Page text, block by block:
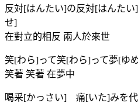
反対[はんたい]の反対[はんた
せ]
在對立的相反 兩人於來世
笑[わら]って笑[わら]って夢[ゆ
笑著 笑著 在夢中
喝采[かっさい] 痛[いた]みを